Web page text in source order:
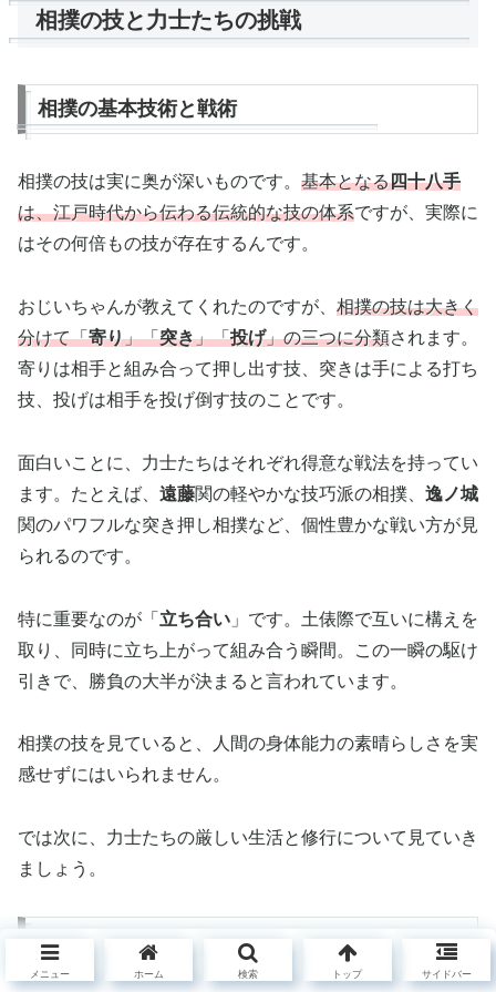
相撲の技と力士たちの挑戦
相撲の基本技術と戦術
相撲の技は実に奥が深いものです。 基本となる四十八手
は、江戸時代から伝わる伝統的な技の体系ですが、実際に
はその何倍もの技が存在するんです。
おじいちゃんが教えてくれたのですが、 相撲の技は大きく
分けて「寄り」「突き」「投げ」の三つに分類されます。
寄りは相手と組み合って押し出す技、突きは手による打ち
技、投げは相手を投げ倒す技のことです。
面白いことに、力士たちはそれぞれ得意な戦法を持ってい
ます。たとえば、 遠藤関の軽やかな技巧派の相撲、 逸ノ城
関のパワフルな突き押し相撲など、個性豊かな戦い方が見
られるのです。
特に重要なのが「 立ち合い 」です。土俵際で互いに構えを
取り、同時に立ち上がって組み合う瞬間。この一瞬の駆け
引きで、勝負の大半が決まると言われています。
相撲の技を見ていると、人間の身体能力の素晴らしさを実
感せずにはいられません。
では次に、力士たちの厳しい生活と修行について見ていき
ましょう。
力士の生活と試練
メニュー ホーム 検索 トップ サイドバー